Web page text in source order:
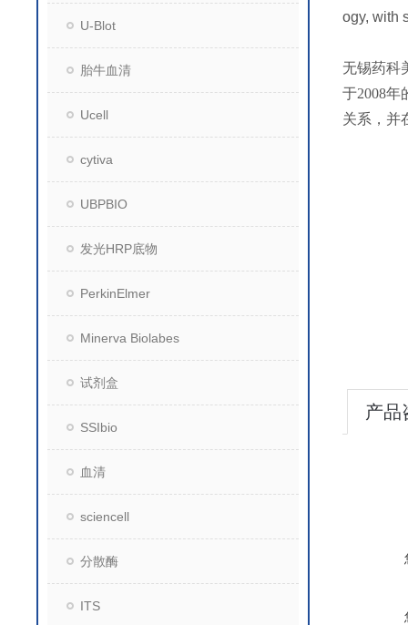
U-Blot
胎牛血清
Ucell
cytiva
UBPBIO
发光HRP底物
PerkinElmer
Minerva Biolabes
试剂盒
SSIbio
血清
sciencell
分散酶
ITS
ogy, with
无锡药科
于2008年
关系，并
产品